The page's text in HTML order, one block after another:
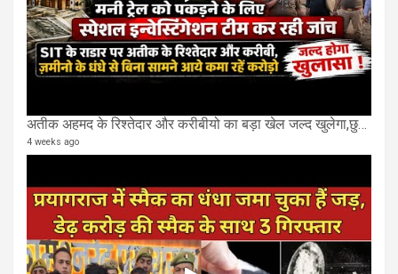
अतीक अहमद के रिश्तेदार और करीबीयो का बड़ा खेल जल्द खुलेगा,छुप कर करोड़ो कमाने वाले SIT के राडार पर
4 weeks ago